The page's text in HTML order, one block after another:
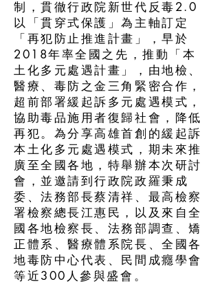
制，貫徹行政院新世代反毒2.0
以「貫穿式保護」為主軸訂定
「再犯防止推進計畫」，早於
2018年率全國之先，推動「本
土化多元處遇計畫」，由地檢、
醫療、毒防之金三角緊密合作，
超前部署緩起訴多元處遇模式，
協助毒品施用者復歸社會，降低
再犯。為分享高雄首創的緩起訴
本土化多元處遇模式，期未來推
廣至全國各地，特舉辦本次研討
會，並邀請到行政院政羅秉成
委、法務部長蔡清祥、最高檢察
署檢察總長江惠民，以及來自全
國各地檢察長、法務部調查、矯
正體系、醫療體系院長、全國各
地毒防中心代表、民間成癮學會
等近300人參與盛會。